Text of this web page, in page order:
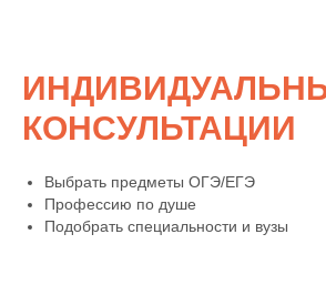
КОНСУЛЬТАЦИИ
Выбрать предметы ОГЭ/ЕГЭ
Профессию по душе
Подобрать специальности и вузы